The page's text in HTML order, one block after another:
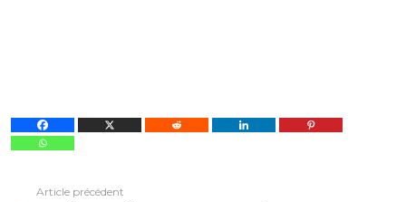
Article précédent